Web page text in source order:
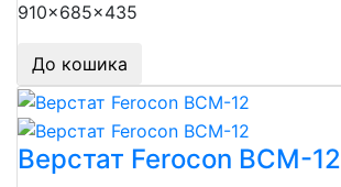
910x685x435
До кошика
Верстат Ferocon ВСМ-12